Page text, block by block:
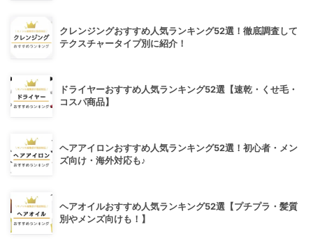
クレンジングおすすめ人気ランキング52選！徹底調査して
テクスチャータイプ別に紹介！
ドライヤーおすすめ人気ランキング52選【速乾・くせ毛・
コスパ商品】
ヘアアイロンおすすめ人気ランキング52選！初心者・メン
ズ向け・海外対応も♪
ヘアオイルおすすめ人気ランキング52選【プチプラ・髪質
別やメンズ向けも！】